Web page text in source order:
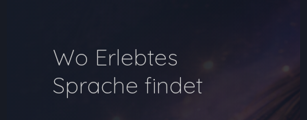
Wo Erlebtes
Sprache findet